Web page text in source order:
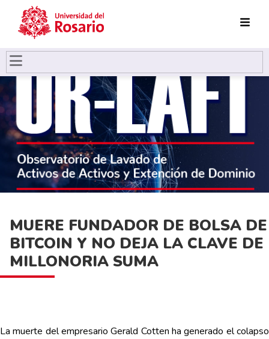
Pasar al contenido principal
MUERE FUNDADOR DE BOLSA DE
BITCOIN Y NO DEJA LA CLAVE DE
MILLONORIA SUMA
La muerte del empresario Gerald Cotten ha generado el colapso